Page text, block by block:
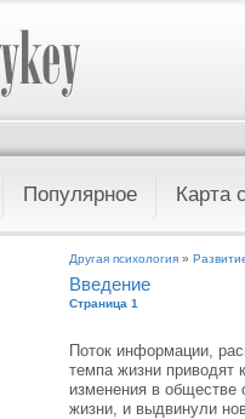
Популярное Карта
Другая психология »
Введение
Страница 1
Поток информации,
темпа жизни приводят
изменения в обществе
жизни, и выдвинули